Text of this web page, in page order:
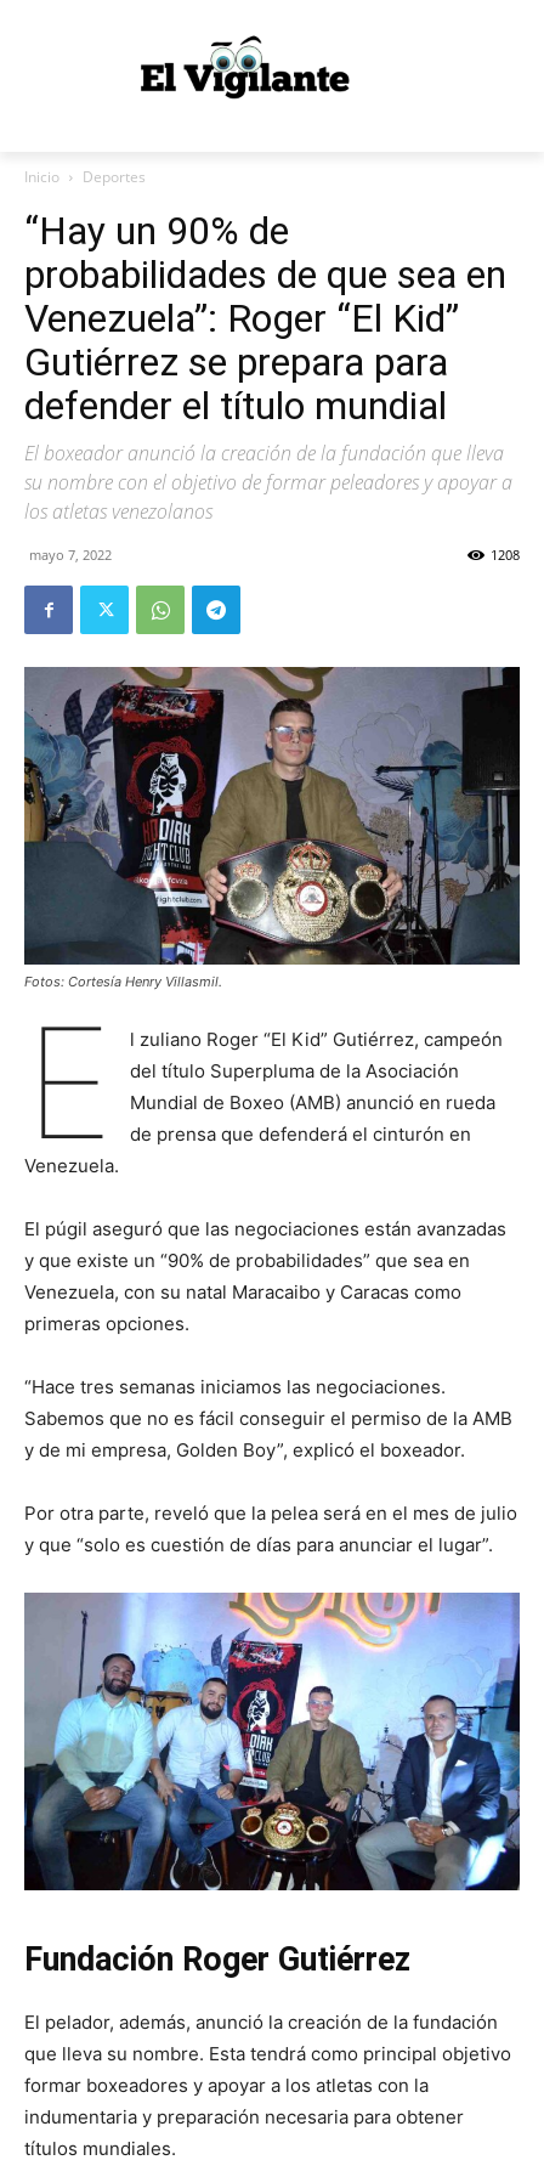
Inicio Deportes
“Hay un 90% de
probabilidades de que sea en
Venezuela”: Roger “El Kid”
Gutiérrez se prepara para
defender el título mundial
El boxeador anunció la creación de la fundación que lleva
su nombre con el objetivo de formar peleadores y apoyar a
los atletas venezolanos
mayo 7, 2022 1208
Fotos: Cortesía Henry Villasmil.
E
l zuliano Roger “El Kid” Gutiérrez, campeón
del título Superpluma de la Asociación
Mundial de Boxeo (AMB) anunció en rueda
de prensa que defenderá el cinturón en
Venezuela.
El púgil aseguró que las negociaciones están avanzadas
y que existe un “90% de probabilidades” que sea en
Venezuela, con su natal Maracaibo y Caracas como
primeras opciones.
“Hace tres semanas iniciamos las negociaciones.
Sabemos que no es fácil conseguir el permiso de la AMB
y de mi empresa, Golden Boy”, explicó el boxeador.
Por otra parte, reveló que la pelea será en el mes de julio
y que “solo es cuestión de días para anunciar el lugar”.
Fundación Roger Gutiérrez
El pelador, además, anunció la creación de la fundación
que lleva su nombre. Esta tendrá como principal objetivo
formar boxeadores y apoyar a los atletas con la
indumentaria y preparación necesaria para obtener
títulos mundiales.